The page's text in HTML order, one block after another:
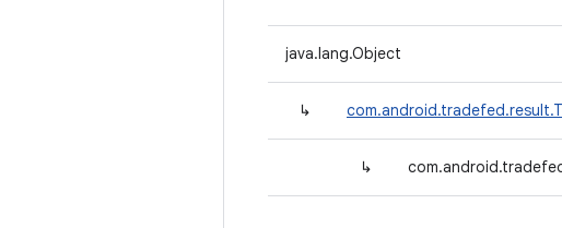
java.lang.Object
↳
↳